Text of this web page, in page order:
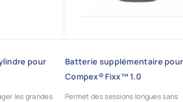
pour
les grandes
Batterie supplémentaire pour
Compex® Fixx™ 1.0
Permet des sessions longues sans